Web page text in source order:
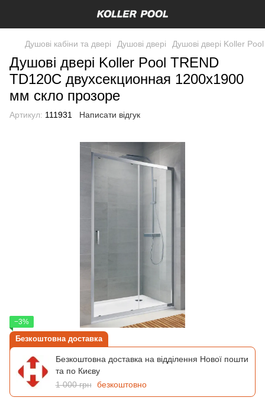
Душові кабіни та двері Душові двері Душові двері Koller
Душові двері Koller Pool TREND
TD120C двухсекционная 1200x1900
мм скло прозоре
Артикул: 111931 Написати відгук
−3%
Безкоштовна доставка
Безкоштовна доставка на відділення Нової пошти
та по Києву
1 000 грн безкоштовно